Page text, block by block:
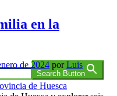
Search Button
en la
de 2024 por Luis